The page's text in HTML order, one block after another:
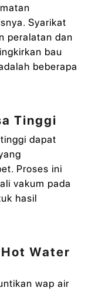
Syarikat
peralatan dan
bau
beberapa
Tinggi
dapat
Proses ini
vakum pada
hasil
Water
wap air